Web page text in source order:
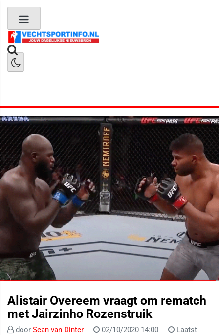
Alistair Overeem vraagt ​​om ​​rematch
met Jairzinho Rozenstruik
door Sean van Dinter 02/10/2020 14:00
Laatst